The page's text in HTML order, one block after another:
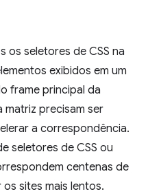
os seletores de CSS na
exibidos em um
frame principal da
matriz precisam ser
a correspondência.
seletores de CSS ou
centenas de
sites mais lentos.